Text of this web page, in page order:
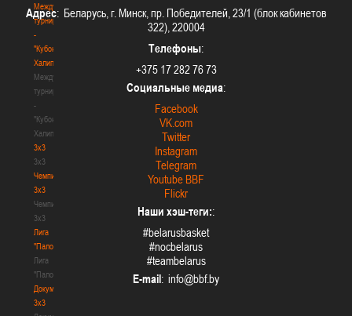
Международный
турнир
-
"Кубок
Халипского"
Международный
турнир
-
"Кубок
Халипского"
3x3
3x3
Чемпионат
3х3
Чемпионат
3х3
Лига
"Палова"
Лига
"Палова"
Документы
3х3
Адрес: Беларусь, г. Минск, пр. Победителей, 23/1 (блок кабинетов
322), 220004
Телефоны:
+375 17 282 76 73
Социальные медиа:
Facebook
VK.com
Twitter
Instagram
Telegram
Youtube BBF
Flickr
Наши хэш-теги::
#belarusbasket
#nocbelarus
#teambelarus
E-mail :